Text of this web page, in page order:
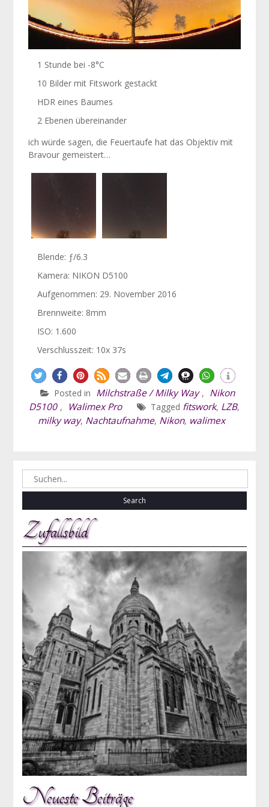
1 Stunde bei -8°C
10 Bilder mit Fitswork gestackt
HDR eines Baumes
2 Ebenen übereinander
ich würde sagen, die Feuertaufe hat das Objektiv mit
Bravour gemeistert…
Blende: ƒ/6.3
Kamera: NIKON D5100
Aufgenommen: 29. November 2016
Brennweite: 8mm
ISO: 1.600
Verschlusszeit: 10x 37s
Posted in Milchstraße / Milky Way , Nikon
D5100 , Walimex Pro Tagged fitswork, LZB,
milky way, Nachtaufnahme, Nikon, walimex
Search
for:
Zufallsbild
Neueste Beiträge